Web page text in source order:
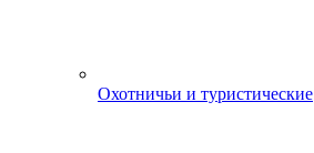
Охотничьи и туристические